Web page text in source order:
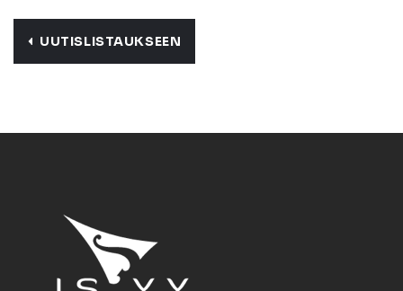
UUTISLISTAUKSEEN